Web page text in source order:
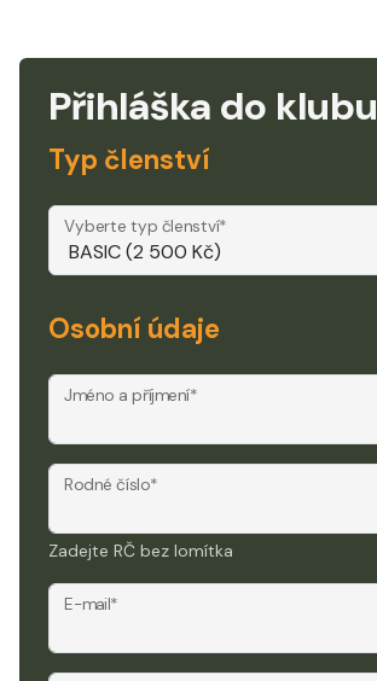
Přihláška do klubu
Typ členství
Vyberte typ členství*
Osobní údaje
Jméno a příjmení*
Rodné číslo*
Zadejte RČ bez lomítka
E-mail*